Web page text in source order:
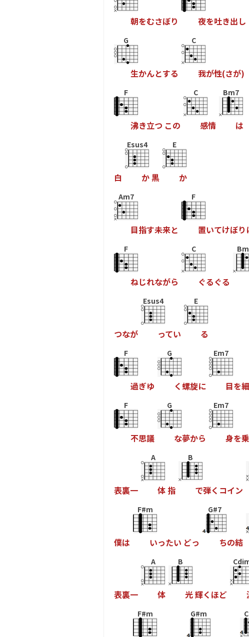
朝をむさぼり 夜を吐き出し
G
生かんとする
C
我が性(さが)
F
沸き立つ この
C
感情
Bm7
は
白
Esus4
か黒
E
か
Am7
目指す未来と
F
置いてけぼり
F
ねじれながら
C
ぐるぐる
つなが
Esus4
ってい
E
る
F
過ぎゆ
G
く螺旋に
Em7
目を細
F
不思議
G
な夢から
Em7
身を乗
表裏一
A
体 指
B
で弾く コイン
僕は
F#m
いったい どっ
G#7
ちの結
表裏一
A
体
B
光輝く ほど
F#m G#m